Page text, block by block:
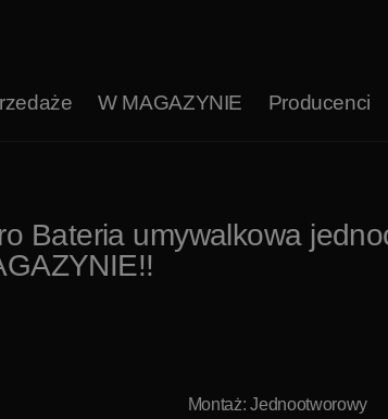
W MAGAZYNIE Producenci
Bateria umywalkowa
Montaż: Jednootworowy